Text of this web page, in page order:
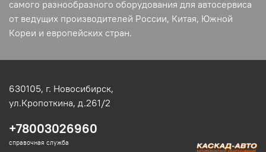
самого разнообразного оборудования для автосервиса
от ведущих производителей России, Китая, Южной
Кореи и европейских стран.
630105, г. Новосибирск,
ул.Кропоткина, д.261/2
+78003026960
справочная служба